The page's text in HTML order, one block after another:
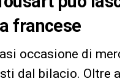
francese
occasione di
dal bilacio. Oltre